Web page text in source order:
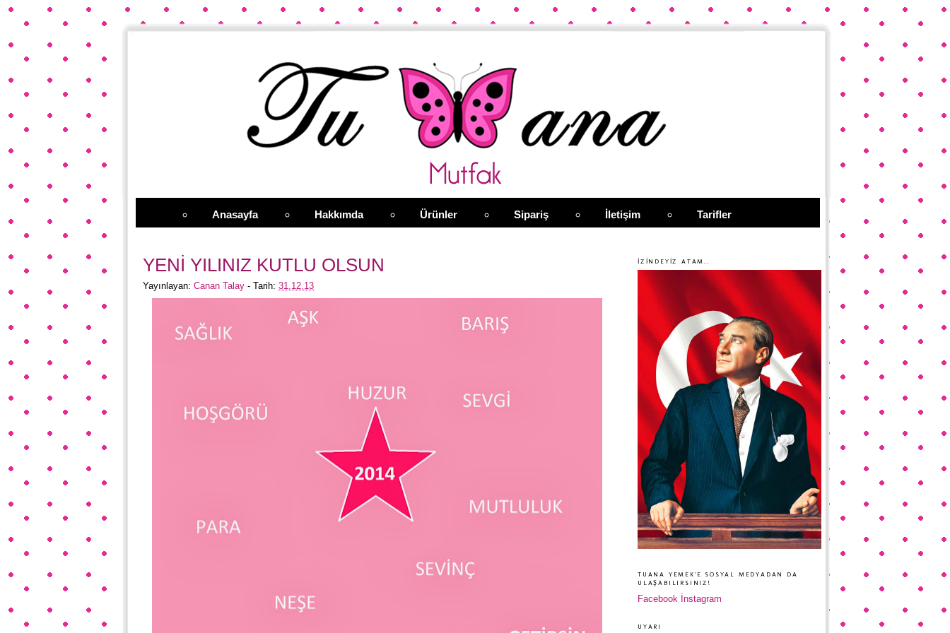
Tarifler
İletişim
Sipariş
Ürünler
Hakkımda
Anasayfa
YENİ YILINIZ KUTLU OLSUN
Yayınlayan: Canan Talay - Tarih: 31.12.13
İZİNDEYİZ ATAM..
TUANA YEMEK'E SOSYAL MEDYADAN DA
ULAŞABILIRSINIZ!
Facebook İnstagram
UYARI